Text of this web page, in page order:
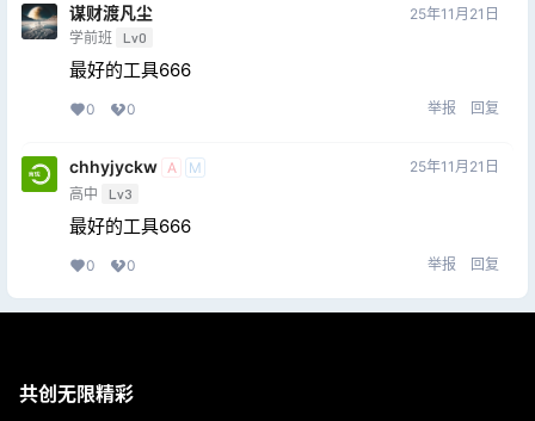
谋财渡凡尘
学前班 Lv0
25年11月21日
最好的工具666
0 0 举报 回复
chhyjyckw A
M
高中
Lv3
25年11月21日
最好的工具666
0 0 举报 回复
共创无限精彩